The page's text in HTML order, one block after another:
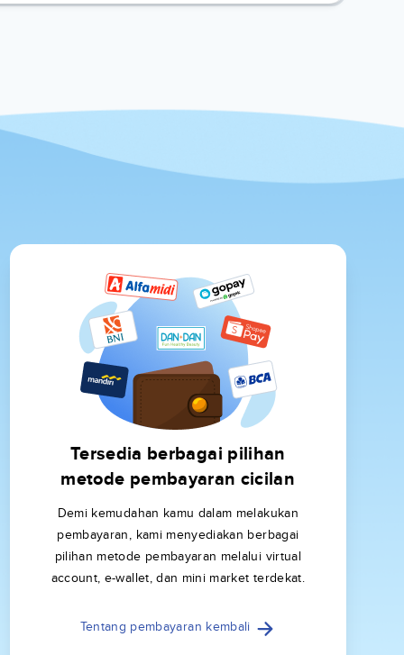
Tersedia berbagai pilihan
metode pembayaran cicilan
Demi kemudahan kamu dalam melakukan
pembayaran, kami menyediakan berbagai
pilihan metode pembayaran melalui virtual
account, e-wallet, dan mini market terdekat.
Tentang pembayaran kembali